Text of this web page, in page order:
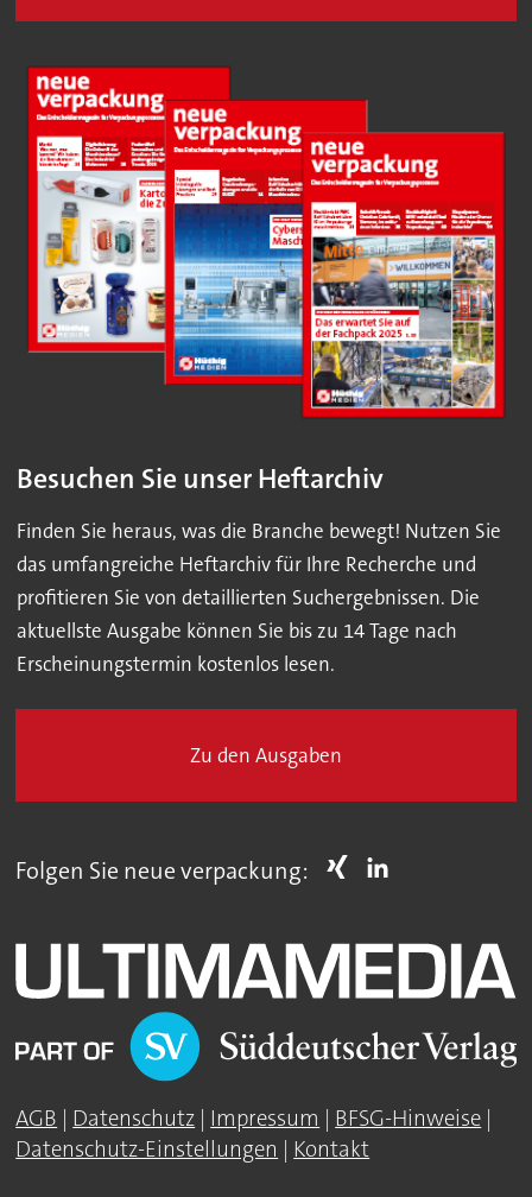
Besuchen Sie unser Heftarchiv
Finden Sie heraus, was die Branche bewegt! Nutzen Sie
das umfangreiche Heftarchiv für Ihre Recherche und
profitieren Sie von detaillierten Suchergebnissen. Die
aktuellste Ausgabe können Sie bis zu 14 Tage nach
Erscheinungstermin kostenlos lesen.
Zu den Ausgaben
Folgen Sie neue verpackung:
AGB | Datenschutz | Impressum | BFSG-Hinweise |
Datenschutz-Einstellungen | Kontakt